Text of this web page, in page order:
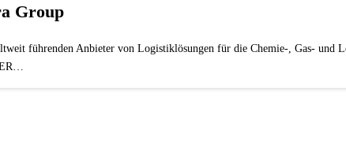
Group
führenden Anbieter von Logistiklösungen für die Chemie-, Gas-